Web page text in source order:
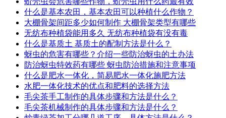
什么是基本农田，基本农田可以种植什么作物？
大棚骨架间距多少如何制作 大棚骨架类型有哪些
无纺布种植袋能用多久 无纺布种植袋有没有毒
什么是基质土 基质土的配制方法是什么？
蚜虫的危害有哪些？介绍一些防治蚜虫的土办法
防治蚜虫特效药有哪些 蚜虫防治措施和注意事项
什么是肥水一体化，简易肥水一体化施肥方法
水肥一体化技术的优点和肥料的选择方法
毛尖茶手工制作的具体步骤和方法是什么？
毛尖茶机械制作的具体步骤和方法是什么？